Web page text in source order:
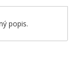
popis.